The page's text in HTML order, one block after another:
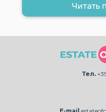
Читать
Тел.